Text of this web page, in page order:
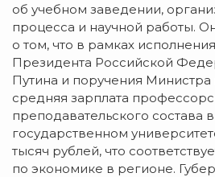
об учебном заведении,
процесса и научной работы.
о том, что в рамках
Президента Российской
Путина и поручения Министра
средняя зарплата
преподавательского состава
государственном
тысяч рублей, что
по экономике в регионе.